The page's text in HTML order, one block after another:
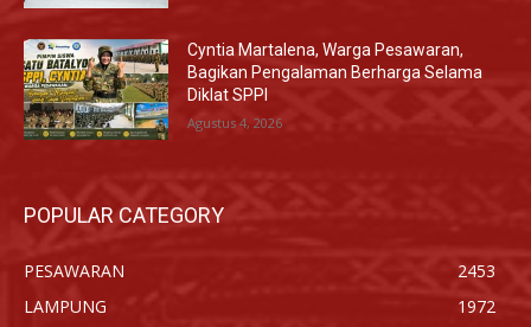
Cyntia Martalena, Warga Pesawaran,
Bagikan Pengalaman Berharga Selama
Diklat SPPI
Agustus 4, 2026
POPULAR CATEGORY
PESAWARAN
2453
LAMPUNG
1972